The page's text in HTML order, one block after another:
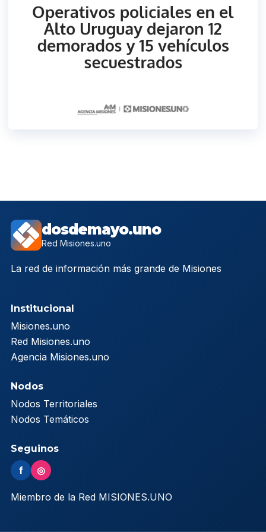
dosdemayo.uno
Red Misiones.uno
La red de información más grande de Misiones
Institucional
Misiones.uno
Red Misiones.uno
Agencia Misiones.uno
Nodos
Nodos Territoriales
Nodos Temáticos
Seguinos
f ◎
Miembro de la Red MISIONES.UNO